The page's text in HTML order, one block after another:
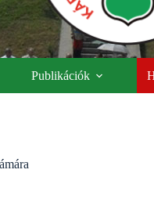
Publikációk